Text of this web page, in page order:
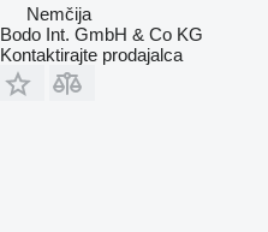
Nemčija
Bodo Int. GmbH & Co KG
Kontaktirajte prodajalca